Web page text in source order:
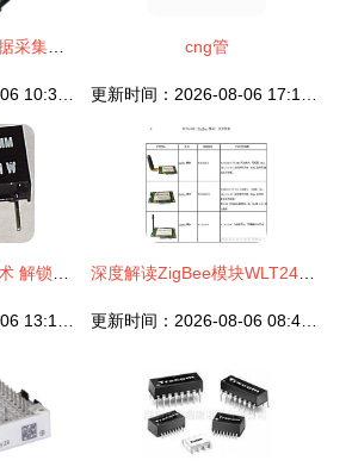
cng管